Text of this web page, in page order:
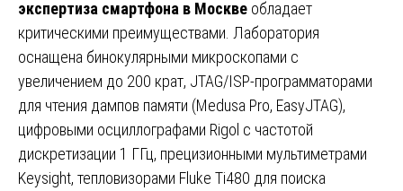
экспертиза смартфона в Москве обладает
критическими преимуществами. Лаборатория
оснащена бинокулярными микроскопами с
увеличением до 200 крат, JTAG/ISP-программаторами
для чтения дампов памяти (Medusa Pro, EasyJTAG),
цифровыми осциллографами Rigol с частотой
дискретизации 1 ГГц, прецизионными мультиметрами
Keysight, тепловизорами Fluke Ti480 для поиска